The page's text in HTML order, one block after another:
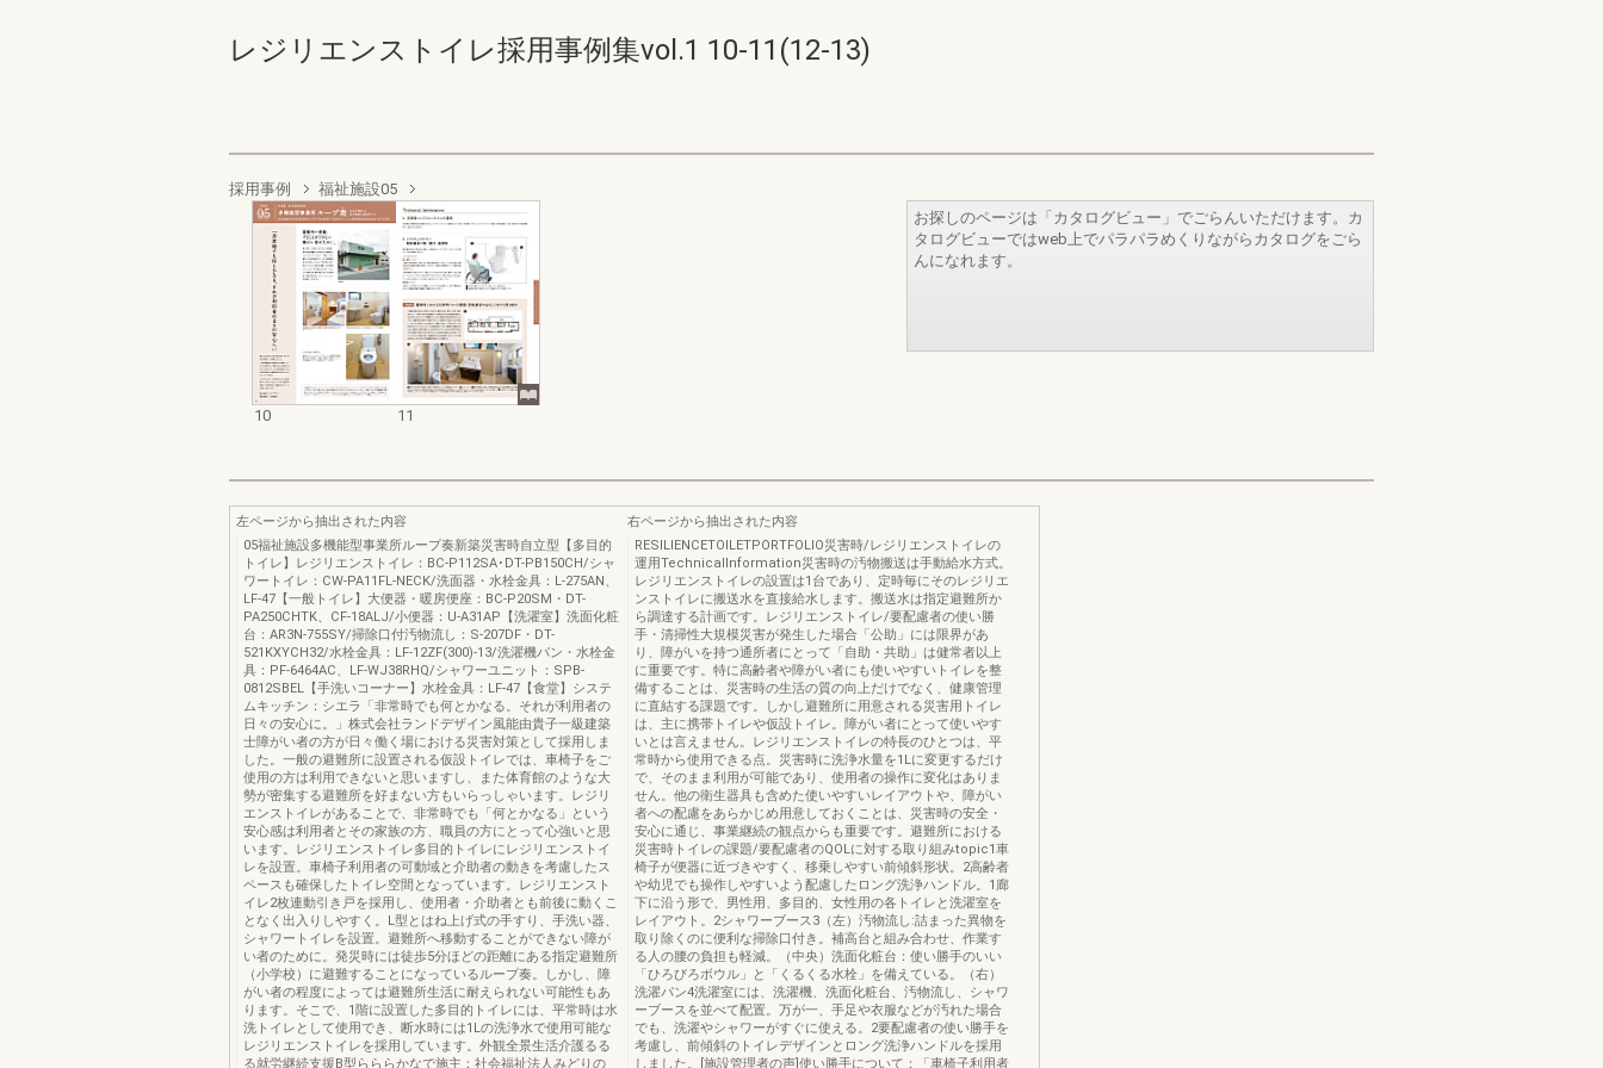
レジリエンストイレ採用事例集vol.1 10-11(12-13)
採用事例 福祉施設05
10 11
お探しのページは「カタログビュー」でごらんいただけます。カ
タログビューではweb上でパラパラめくりながらカタログをごら
んになれます。
左ページから抽出された内容
05福祉施設多機能型事業所ループ奏新築災害時自立型【多目的
トイレ】レジリエンストイレ：BC-P112SA･DT-PB150CH/シャ
ワートイレ：CW-PA11FL-NECK/洗面器・水栓金具：L-275AN、
LF-47【一般トイレ】大便器・暖房便座：BC-P20SM・DT-
PA250CHTK、CF-18ALJ/小便器：U-A31AP【洗濯室】洗面化粧
台：AR3N-755SY/掃除口付汚物流し：S-207DF・DT-
521KXYCH32/水栓金具：LF-12ZF(300)-13/洗濯機パン・水栓金
具：PF-6464AC、LF-WJ38RHQ/シャワーユニット：SPB-
0812SBEL【手洗いコーナー】水栓金具：LF-47【食堂】システ
ムキッチン：シエラ「非常時でも何とかなる。それが利用者の
日々の安心に。」株式会社ランドデザイン風能由貴子一級建築
士障がい者の方が日々働く場における災害対策として採用しま
した。一般の避難所に設置される仮設トイレでは、車椅子をご
使用の方は利用できないと思いますし、また体育館のような大
勢が密集する避難所を好まない方もいらっしゃいます。レジリ
エンストイレがあることで、非常時でも「何とかなる」という
安心感は利用者とその家族の方、職員の方にとって心強いと思
います。レジリエンストイレ多目的トイレにレジリエンストイ
レを設置。車椅子利用者の可動域と介助者の動きを考慮したス
ペースも確保したトイレ空間となっています。レジリエンスト
イレ2枚連動引き戸を採用し、使用者・介助者とも前後に動くこ
となく出入りしやすく。L型とはね上げ式の手すり、手洗い器、
シャワートイレを設置。避難所へ移動することができない障が
い者のために。発災時には徒歩5分ほどの距離にある指定避難所
（小学校）に避難することになっているループ奏。しかし、障
がい者の程度によっては避難所生活に耐えられない可能性もあ
ります。そこで、1階に設置した多目的トイレには、平常時は水
洗トイレとして使用でき、断水時には1Lの洗浄水で使用可能な
レジリエンストイレを採用しています。外観全景生活介護るる
る就労継続支援B型らららかなで施主：社会福祉法人みどりの
右ページから抽出された内容
RESILIENCETOILETPORTFOLIO災害時/レジリエンストイレの
運用TechnicalInformation災害時の汚物搬送は手動給水方式。
レジリエンストイレの設置は1台であり、定時毎にそのレジリエ
ンストイレに搬送水を直接給水します。搬送水は指定避難所か
ら調達する計画です。レジリエンストイレ/要配慮者の使い勝
手・清掃性大規模災害が発生した場合「公助」には限界があ
り、障がいを持つ通所者にとって「自助・共助」は健常者以上
に重要です。特に高齢者や障がい者にも使いやすいトイレを整
備することは、災害時の生活の質の向上だけでなく、健康管理
に直結する課題です。しかし避難所に用意される災害用トイレ
は、主に携帯トイレや仮設トイレ。障がい者にとって使いやす
いとは言えません。レジリエンストイレの特長のひとつは、平
常時から使用できる点。災害時に洗浄水量を1Lに変更するだけ
で、そのまま利用が可能であり、使用者の操作に変化はありま
せん。他の衛生器具も含めた使いやすいレイアウトや、障がい
者への配慮をあらかじめ用意しておくことは、災害時の安全・
安心に通じ、事業継続の観点からも重要です。避難所における
災害時トイレの課題/要配慮者のQOLに対する取り組みtopic1車
椅子が便器に近づきやすく、移乗しやすい前傾斜形状。2高齢者
や幼児でも操作しやすいよう配慮したロング洗浄ハンドル。1廊
下に沿う形で、男性用、多目的、女性用の各トイレと洗濯室を
レイアウト。2シャワーブース3（左）汚物流し:詰まった異物を
取り除くのに便利な掃除口付き。補高台と組み合わせ、作業す
る人の腰の負担も軽減。（中央）洗面化粧台：使い勝手のいい
「ひろびろボウル」と「くるくる水栓」を備えている。（右）
洗濯パン4洗濯室には、洗濯機、洗面化粧台、汚物流し、シャワ
ーブースを並べて配置。万が一、手足や衣服などが汚れた場合
でも、洗濯やシャワーがすぐに使える。2要配慮者の使い勝手を
考慮し、前傾斜のトイレデザインとロング洗浄ハンドルを採用
しました。[施設管理者の声]使い勝手について：「車椅子利用者